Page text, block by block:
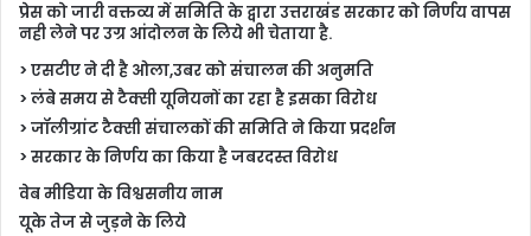
प्रेस को जारी वक्तव्य में समिति के द्वारा उत्तराखंड सरकार को निर्णय वापस
नही लेने पर उग्र आंदोलन के लिये भी चेताया है.
> एसटीए ने दी है ओला,उबर को संचालन की अनुमति
> लंबे समय से टैक्सी यूनियनों का रहा है इसका विरोध
> जॉलीग्रांट टैक्सी संचालकों की समिति ने किया प्रदर्शन
> सरकार के निर्णय का किया है जबरदस्त विरोध
वेब मीडिया के विश्वसनीय नाम
यूके तेज से जुड़ने के लिये